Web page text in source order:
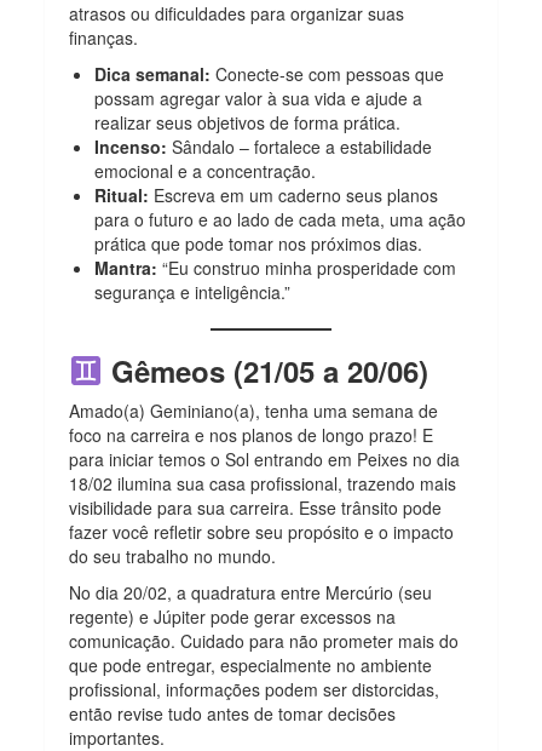
atrasos ou dificuldades para organizar suas
finanças.
Dica semanal: Conecte-se com pessoas que
possam agregar valor à sua vida e ajude a
realizar seus objetivos de forma prática.
Incenso: Sândalo – fortalece a estabilidade
emocional e a concentração.
Ritual: Escreva em um caderno seus planos
para o futuro e ao lado de cada meta, uma ação
prática que pode tomar nos próximos dias.
Mantra: “Eu construo minha prosperidade com
segurança e inteligência.”
Gêmeos (21/05 a 20/06)
Amado(a) Geminiano(a), tenha uma semana de
foco na carreira e nos planos de longo prazo! E
para iniciar temos o Sol entrando em Peixes no dia
18/02 ilumina sua casa profissional, trazendo mais
visibilidade para sua carreira. Esse trânsito pode
fazer você refletir sobre seu propósito e o impacto
do seu trabalho no mundo.
No dia 20/02, a quadratura entre Mercúrio (seu
regente) e Júpiter pode gerar excessos na
comunicação. Cuidado para não prometer mais do
que pode entregar, especialmente no ambiente
profissional, informações podem ser distorcidas,
então revise tudo antes de tomar decisões
importantes.